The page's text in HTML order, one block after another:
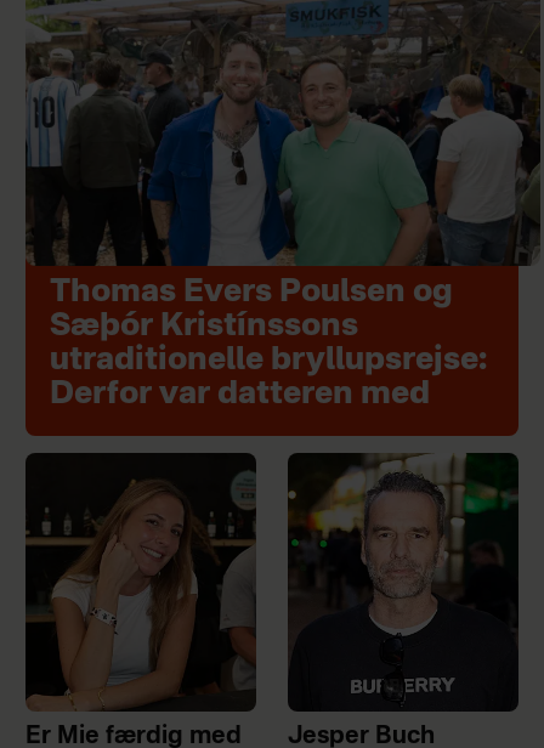
Thomas Evers Poulsen og
Sæþór Kristínssons
utraditionelle bryllupsrejse:
Derfor var datteren med
Er Mie færdig med
Jesper Buch